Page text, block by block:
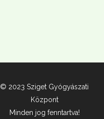
© 2023 Sziget Gyógyászati
Központ
Minden jog fenntartva!